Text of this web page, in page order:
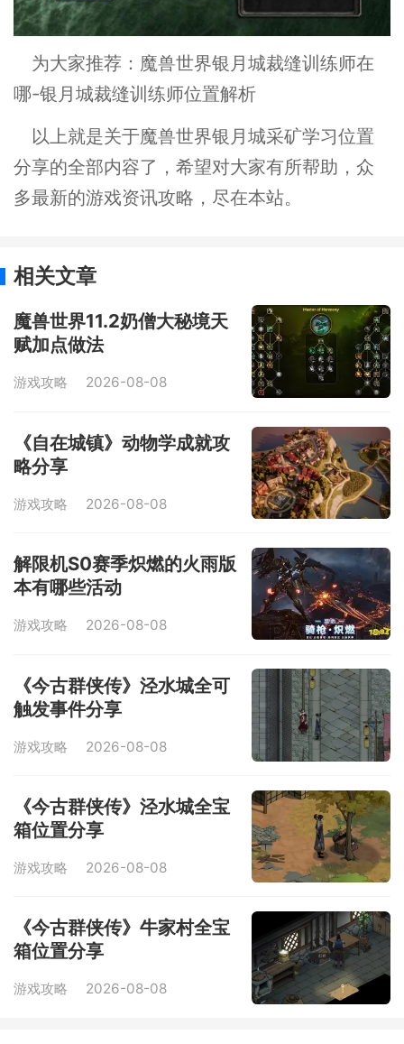
为大家推荐：魔兽世界银月城裁缝训练师在
哪-银月城裁缝训练师位置解析
以上就是关于魔兽世界银月城采矿学习位置
分享的全部内容了，希望对大家有所帮助，众
多最新的游戏资讯攻略，尽在本站。
相关文章
魔兽世界11.2奶僧大秘境天
赋加点做法
游戏攻略 2026-08-08
《自在城镇》动物学成就攻
略分享
游戏攻略 2026-08-08
解限机S0赛季炽燃的火雨版
本有哪些活动
游戏攻略 2026-08-08
《今古群侠传》泾水城全可
触发事件分享
游戏攻略 2026-08-08
《今古群侠传》泾水城全宝
箱位置分享
游戏攻略 2026-08-08
《今古群侠传》牛家村全宝
箱位置分享
游戏攻略 2026-08-08